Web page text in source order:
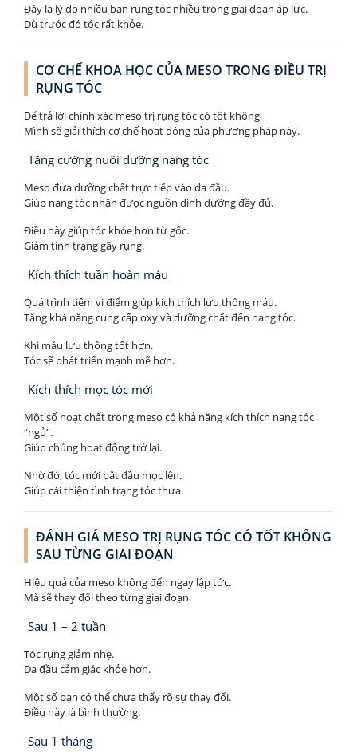
Đây là lý do nhiều bạn rụng tóc nhiều trong giai đoạn áp lực.
Dù trước đó tóc rất khỏe.
CƠ CHẾ KHOA HỌC CỦA MESO TRONG ĐIỀU TRỊ
RỤNG TÓC
Để trả lời chính xác meso trị rụng tóc có tốt không.
Mình sẽ giải thích cơ chế hoạt động của phương pháp này.
Tăng cường nuôi dưỡng nang tóc
Meso đưa dưỡng chất trực tiếp vào da đầu.
Giúp nang tóc nhận được nguồn dinh dưỡng đầy đủ.
Điều này giúp tóc khỏe hơn từ gốc.
Giảm tình trạng gãy rụng.
Kích thích tuần hoàn máu
Quá trình tiêm vi điểm giúp kích thích lưu thông máu.
Tăng khả năng cung cấp oxy và dưỡng chất đến nang tóc.
Khi máu lưu thông tốt hơn.
Tóc sẽ phát triển mạnh mẽ hơn.
Kích thích mọc tóc mới
Một số hoạt chất trong meso có khả năng kích thích nang tóc
“ngủ”.
Giúp chúng hoạt động trở lại.
Nhờ đó, tóc mới bắt đầu mọc lên.
Giúp cải thiện tình trạng tóc thưa.
ĐÁNH GIÁ MESO TRỊ RỤNG TÓC CÓ TỐT KHÔNG
SAU TỪNG GIAI ĐOẠN
Hiệu quả của meso không đến ngay lập tức.
Mà sẽ thay đổi theo từng giai đoạn.
Sau 1 – 2 tuần
Tóc rụng giảm nhẹ.
Da đầu cảm giác khỏe hơn.
Một số bạn có thể chưa thấy rõ sự thay đổi.
Điều này là bình thường.
Sau 1 tháng